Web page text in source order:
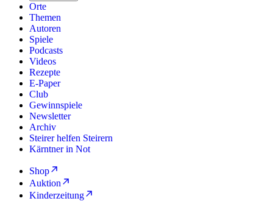
Orte
Themen
Autoren
Spiele
Podcasts
Videos
Rezepte
E-Paper
Club
Gewinnspiele
Newsletter
Archiv
Steirer helfen Steirern
Kärntner in Not
Shop
Auktion
Kinderzeitung